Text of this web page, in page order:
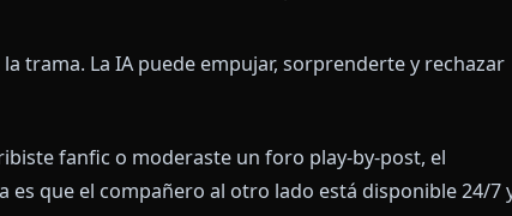
escribir solo.
común:
está anclado a un personaje definido, no a